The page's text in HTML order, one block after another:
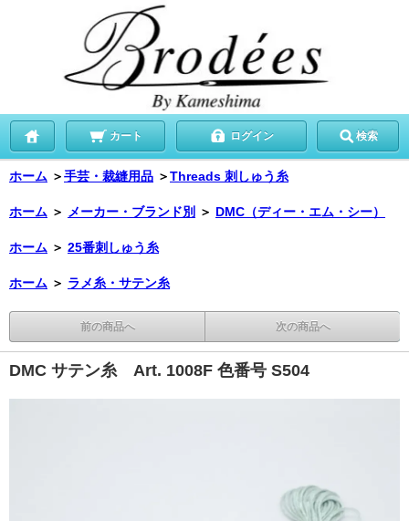
カート ログイン 検索
ホーム ＞手芸・裁縫用品 ＞Threads 刺しゅう糸
ホーム ＞ メーカー・ブランド別 ＞ DMC（ディー・エム・シー）
ホーム ＞ 25番刺しゅう糸
ホーム ＞ ラメ糸・サテン糸
前の商品へ 次の商品へ
DMC サテン糸 Art. 1008F 色番号 S504